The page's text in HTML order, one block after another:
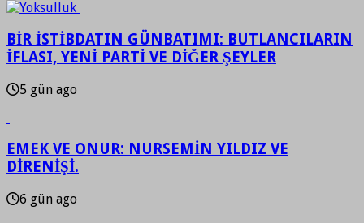
BİR İSTİBDATIN GÜNBATIMI: BUTLANCILARIN
İFLASI, YENİ PARTİ VE DİĞER ŞEYLER
5 gün ago
EMEK VE ONUR: NURSEMİN YILDIZ VE
DİRENİŞİ.
6 gün ago